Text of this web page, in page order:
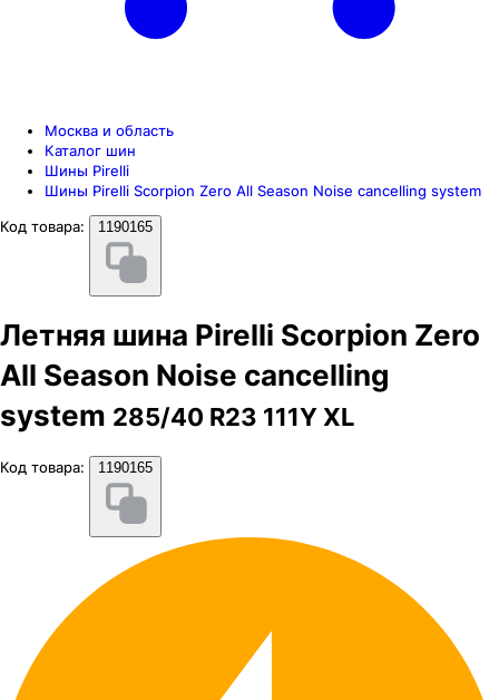
Москва и область
Каталог шин
Шины Pirelli
Шины Pirelli Scorpion Zero All Season Noise cancelling system
Код товара:
1190165
Летняя шина Pirelli Scorpion Zero
All Season Noise cancelling
system 285/40 R23 111Y XL
Код товара: 1190165